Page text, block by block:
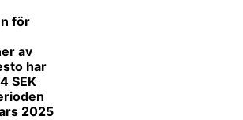
för
av
har
SEK
2025